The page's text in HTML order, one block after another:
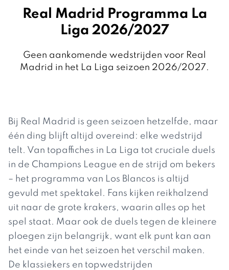
Real Madrid Programma La
Liga 2026/2027
Geen aankomende wedstrijden voor Real
Madrid in het La Liga seizoen 2026/2027.
Bij Real Madrid is geen seizoen hetzelfde, maar
één ding blijft altijd overeind: elke wedstrijd
telt. Van topaffiches in La Liga tot cruciale duels
in de Champions League en de strijd om bekers
– het programma van Los Blancos is altijd
gevuld met spektakel. Fans kijken reikhalzend
uit naar de grote krakers, waarin alles op het
spel staat. Maar ook de duels tegen de kleinere
ploegen zijn belangrijk, want elk punt kan aan
het einde van het seizoen het verschil maken.
De klassiekers en topwedstrijden